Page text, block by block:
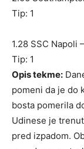
Tip: 1
1.28 SSC Napoli
Tip: 1
Opis tekme:
pomeni da je do
bosta pomerila
Udinese je
pred izpadom.